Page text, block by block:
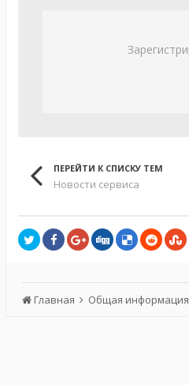
ПЕРЕЙТИ К СПИСКУ ТЕМ
Новости сервиса
Главная Общая информация